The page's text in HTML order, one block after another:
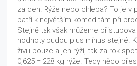
za den. Rýže nebo chleba? To je v
patří k největším komoditám při
Stejně tak však můžeme
hodnoty budou plus mínus stejné.
živili pouze a jen rýží, tak za rok
0,625 = 228 kg rýže. Tedy něco